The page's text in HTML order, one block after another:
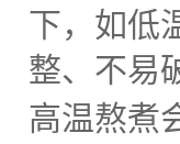
下，如低
整、不易
高温熬煮